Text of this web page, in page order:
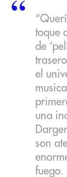
toque
de
el
una
son
fuego.